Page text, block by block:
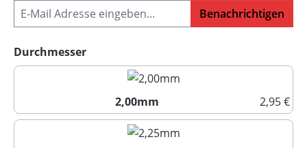
Benachrichtigen
Durchmesserauswählen
2,00mm
2,95 €
2,00mm